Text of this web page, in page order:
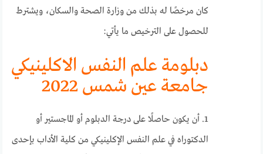
كان مرخصًا له بذلك من وزارة الصحة والسكان، ويشترط
للحصول على الترخيص ما يأتي:
دبلومة علم النفس الاكلينيكي
جامعة عين شمس 2022
1. أن يكون حاصلًا على درجة الدبلوم أو الماجستير أو
الدكتوراه في علم النفس الإكلينيكي من كلية الأداب بإحدى